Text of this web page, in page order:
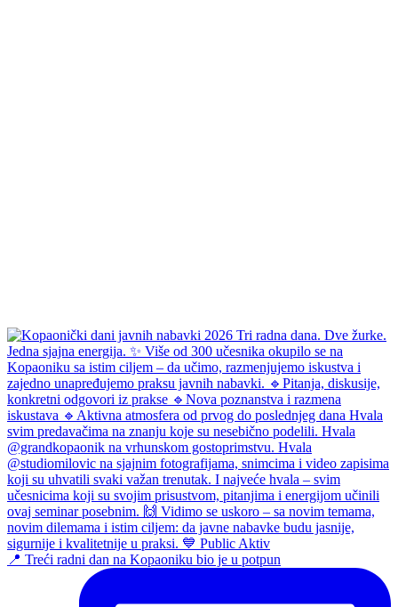
📍 Treći radni dan na Kopaoniku bio je u potpun